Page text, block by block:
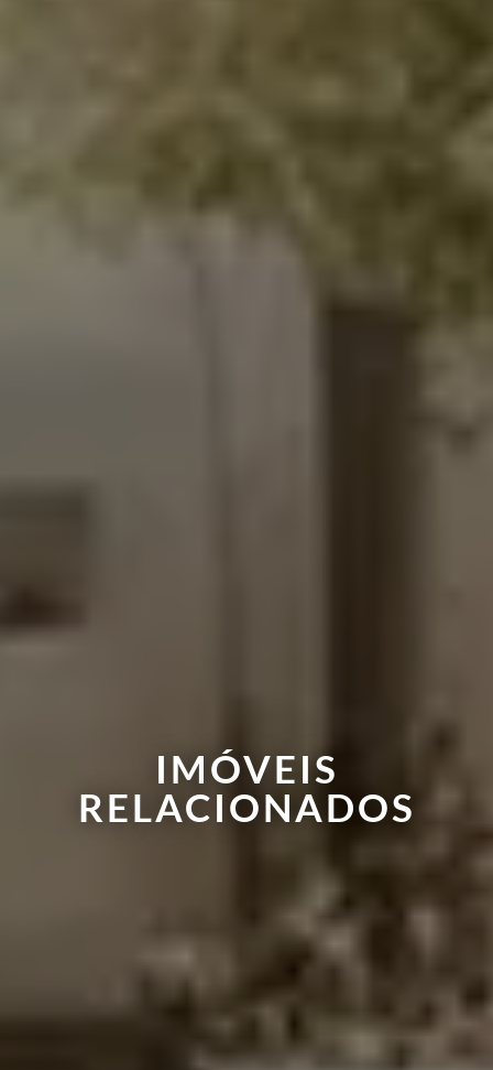
IMÓVEIS
RELACIONADOS